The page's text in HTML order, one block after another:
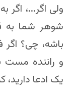
ولی اگر...، اگر
شوهر شما به
باشه، چی؟ اگر
و راننده
یک ادعا